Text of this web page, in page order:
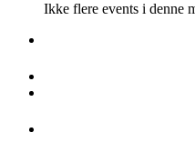
Ikke flere events i denne